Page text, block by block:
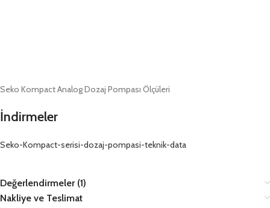
Seko Kompact Analog Dozaj Pompası Ölçüleri
İndirmeler
Seko-Kompact-serisi-dozaj-pompasi-teknik-data
Değerlendirmeler (1)
Nakliye ve Teslimat